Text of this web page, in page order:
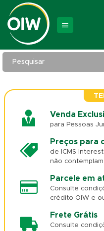
Pesquisar
Venda
para Pessoas
Preços para
de ICMS
não contemplam
Parcele em
Consulte
crédito OIW e
Frete Grátis
Consulte